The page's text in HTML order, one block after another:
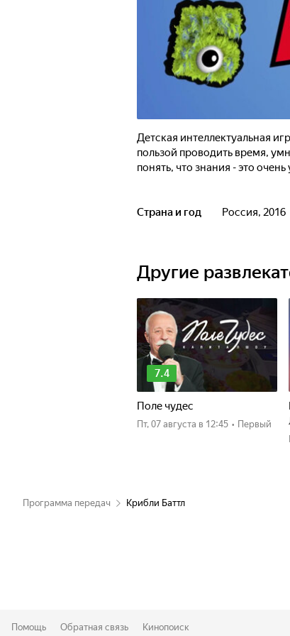
Детская интеллектуальная
пользой проводить время,
понять, что знания - это
Страна и год Россия, 2016
Другие
7.4
Поле чудес
пт, 07 августа в 12:45 • Первый
Программа передач Крибли Баттл
Помощь Обратная связь Кинопоиск